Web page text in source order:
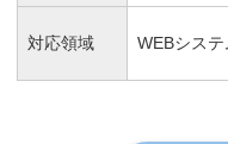
対応領域 WEBシス